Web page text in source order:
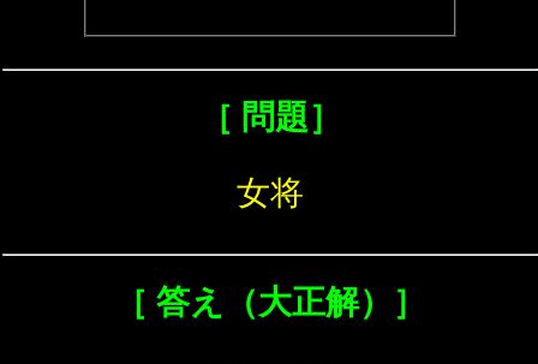
［ 問題］
女将
［ 答え（大正解）］